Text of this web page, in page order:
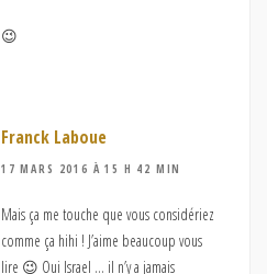
😉
Franck Laboue
17 MARS 2016 À 15 H 42 MIN
Mais ça me touche que vous considériez
comme ça hihi ! J’aime beaucoup vous
lire 😉 Oui Israel … il n’y a jamais